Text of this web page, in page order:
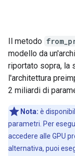
Il metodo
modello da
riportato sopra, la
l'architettura
2 miliardi di
Nota: è
parametri. Per
accedere alle GPU
alternativa, puoi